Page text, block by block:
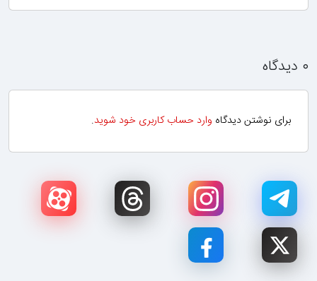
۰ دیدگاه
برای نوشتن دیدگاه وارد حساب کاربری خود شوید.